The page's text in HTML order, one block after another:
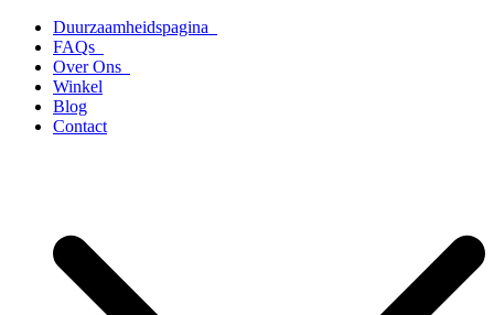
naar
inhoud
Duurzaamheidspagina
FAQs
Over Ons
Winkel
Blog
Contact